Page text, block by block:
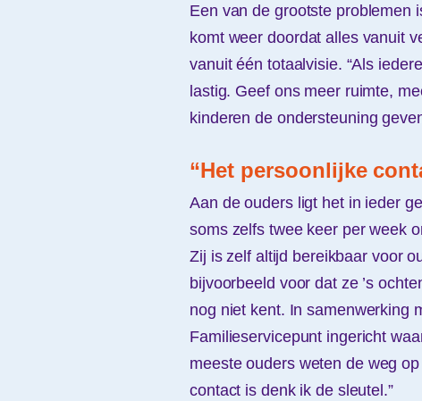
Een van de grootste problemen
komt weer doordat alles vanuit
vanuit één totaalvisie. “Als
lastig. Geef ons meer ruimte,
kinderen de ondersteuning
“Het persoonlijke
Aan de ouders ligt het in ieder
soms zelfs twee keer per week
Zij is zelf altijd bereikbaar voor
bijvoorbeeld voor dat ze ’s
nog niet kent. In samenwerking
Familieservicepunt ingericht
meeste ouders weten de weg
contact is denk ik de sleutel.”